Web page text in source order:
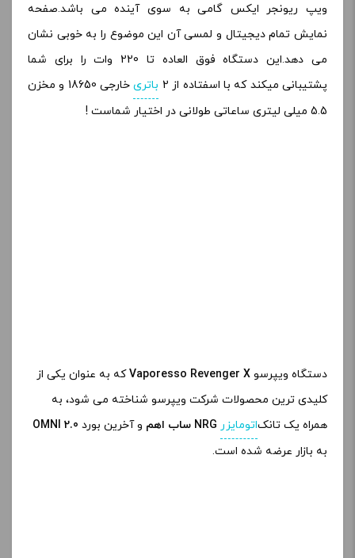
ویپ ریونجر ایکس گامی به سوی آینده می باشد.صفحه
نمایش تمام دیجیتال و لمسی آن این موضوع را به خوبی نشان
می دهد.این دستگاه فوق العاده تا 220 وات را برای شما
پشتیبانی میکند که با اسفتاده از 2
باتری
خارجی 18650 و مخزن
5.5 میلی لیتری ساعاتی طولانی در اختیار شماست !
دستگاه ویپرسو Vaporesso Revenger Xکه به عنوان یکی از
کلیدی ترین محصولات شرکت ویپرسو شناخته می شود، به
همراه یک تانکاتومایزر NRG ساب اهم و آخرین بورد OMNI 2.0
به بازار عرضه شده است.